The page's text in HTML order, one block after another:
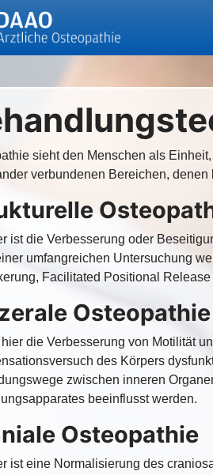
sieht den Menschen als
verbundenen Bereichen,
ist die Verbesserung oder
umfangreichen Untersuchung
Facilitated Positional
Osteopathie
die Verbesserung von Motilität
des Körpers
zwischen inneren
beeinflusst werden.
Osteopathie
ist eine Normalisierung des